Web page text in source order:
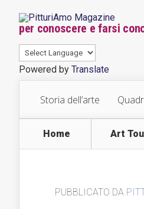
per conoscere e farsi
Powered by Translate
Storia dell’arte
Home Art
PUBBLICATO DA